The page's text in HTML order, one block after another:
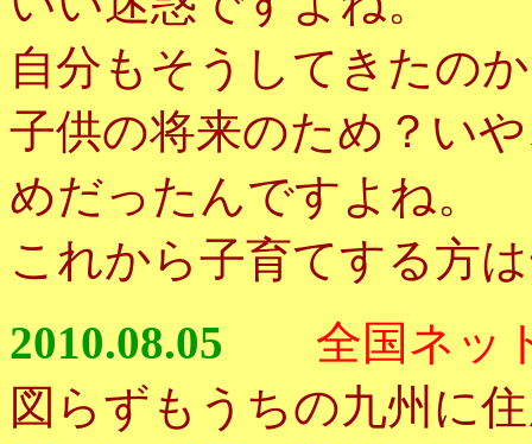
自分もそうしてきたの
子供の将来のため？い
めだったんですよね。
これから子育てする方
2010.08.05
全国ネッ
図らずもうちの九州に